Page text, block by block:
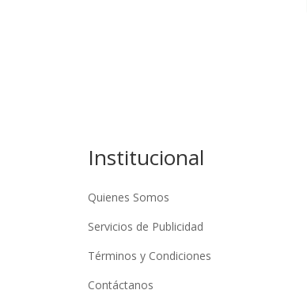
Institucional
Quienes Somos
Servicios de Publicidad
Términos y Condiciones
Contáctanos